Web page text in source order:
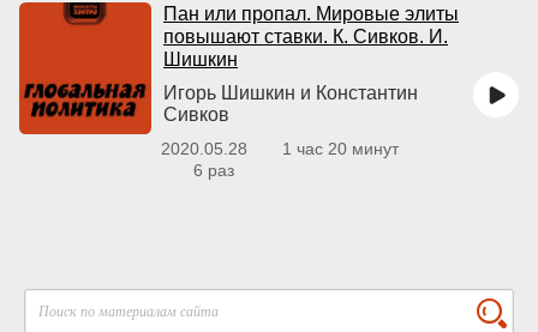
Пан или пропал. Мировые элиты
повышают ставки. К. Сивков. И.
Шишкин
Игорь Шишкин и Константин
Сивков
2020.05.28
1 час 20 минут
6 раз